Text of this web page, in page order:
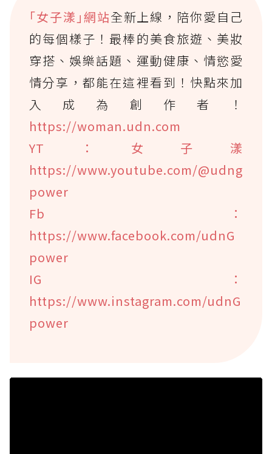
｢女子漾｣網站全新上線，陪你愛自己
的每個樣子！最棒的美食旅遊、美妝
穿搭、娛樂話題、運動健康、情慾愛
情分享，都能在這裡看到！快點來加
入成為創作者！
https://woman.udn.com
YT：女子漾
https://www.youtube.com/@udng
power
Fb：
https://www.facebook.com/udnG
power
IG：
https://www.instagram.com/udnG
power